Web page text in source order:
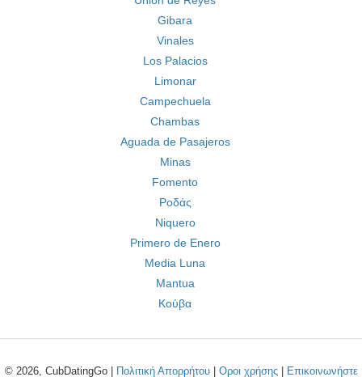
Gibara
Vinales
Los Palacios
Limonar
Campechuela
Chambas
Aguada de Pasajeros
Minas
Fomento
Ροδάς
Niquero
Primero de Enero
Media Luna
Mantua
Κούβα
© 2026, CubDatingGo | Πολιτική Απορρήτου| Οροι χρήσης| Επικοινωνήστε